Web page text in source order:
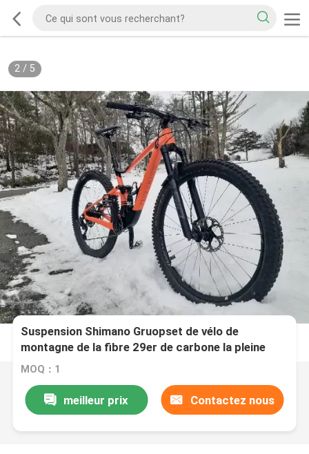
2/ 5
Suspension Shimano Gruopset de vélo de
montagne de la fibre 29er de carbone la pleine
vont à vélo 11 vitesses
MOQ：1
meilleur prix Contactez nous